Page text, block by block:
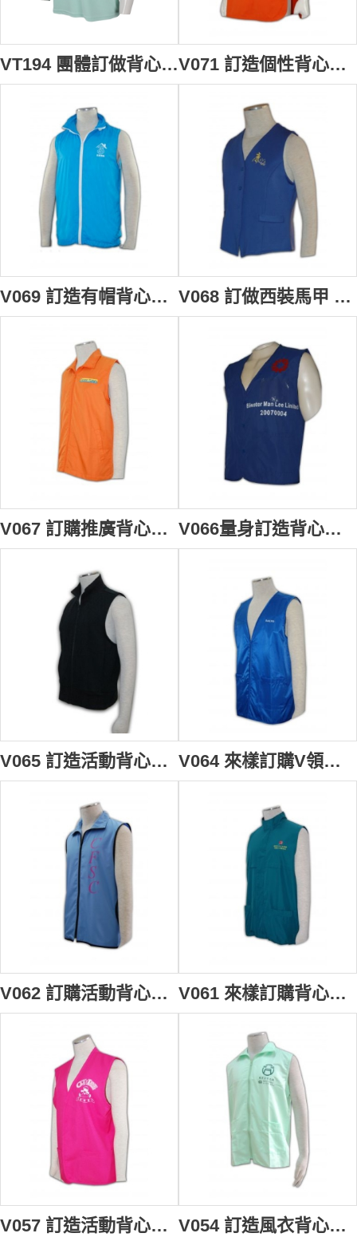
VT194 團體訂做背心T恤 設計印花logo款背心T恤 香港 端午 龍舟背心 背心T恤供應商 龍舟衫 龍舟背心 龍舟隊衣 薄荷綠 V071 訂造個性背心褸 龜背 訂購背心 設計背心款式 制服背心褸公司 背心制服專門店
V069 訂造有帽背心褸 訂購團體背心外套 背心褸印製 有帽背心褸供應商 V068 訂做西裝馬甲 背心外套 tailor make 男裝背心外套 西裝背心褸 西裝背心外套製造商
V067 訂購推廣背心褸 設計背心外套 訂製推廣背心褸公司 V066量身訂造背心褸 訂購團體背心外套 訂製背心款式 背心批發商HK
V065 訂造活動背心褸 訂製衛衣背心外套 衛衣背心外套製造商HK V064 來樣訂購V領背心外套 訂製團體背心褸 V領背心外套供應商 HK
V062 訂購活動背心褸 訂造團體背心外套 設計背心款式 背心專門店 V061 來樣訂購背心褸 訂製文化背心外套 設計背心款式公司 背心外套 香港
V057 訂造活動背心褸 訂購團體背心外套 訂製釣魚背心 背心外套供應商HK V054 訂造風衣背心褸 訂購團體活動背心外套 設計開胸背心褸 訂造淨色背心批發商